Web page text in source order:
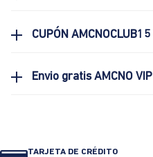
CUPÓN AMCNOCLUB15
Envio gratis AMCNO VIP
TARJETA DE CRÉDITO